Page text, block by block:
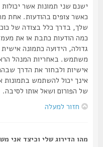
ישנם שני תמונות אשר יכולות
כאשר צופים בהודעות. אחת מהן
שלך, בדרך כלל בצודה של כוכבים,
כמה הודעות כתבת או את מעמדך
גדולה, הידועה כתמונה אישית
משתמש. באחריות המנהל הראשי
אישיות ולבחור את הדרך שבהם
אינך יכול להשתמש בתמונות
של הפורום ושאל אותו לסיבה.
חזור למעלה
מהו הדירוג שלי וכיצד אני משנה